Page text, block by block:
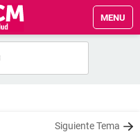
MENU
Siguiente Tema